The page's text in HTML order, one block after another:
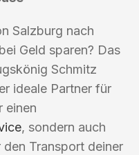
Salzburg nach
Geld sparen? Das
Schmitz
ideale Partner für
einen
, sondern auch
Transport deiner